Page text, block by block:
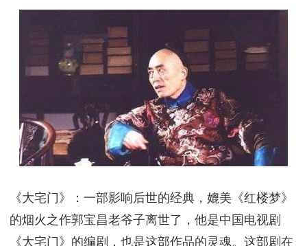
片尾的一个跪在门前的人据说是郭宝昌本人。尽管郭
称。他是一个没有架子的善长仁翁，与他的晚辈们非
常亲近。他还举荐了许多演员，包括现在已经成为电
影巨头的张艺谋。他的电影作品和小说作品都既有文